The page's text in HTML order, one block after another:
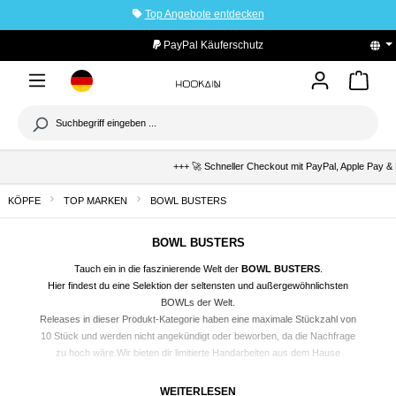
Top Angebote entdecken
PayPal Käuferschutz
+++ 🚀 Schneller Checkout mit PayPal, Apple Pay &
KÖPFE TOP MARKEN BOWL BUSTERS
BOWL BUSTERS
Tauch ein in die faszinierende Welt der BOWL BUSTERS.
Hier findest du eine Selektion der seltensten und außergewöhnlichsten
BOWLs der Welt.
Releases in dieser Produkt-Kategorie haben eine maximale Stückzahl von
10 Stück und werden nicht angekündigt oder beworben, da die Nachfrage
zu hoch wäre.Wir bieten dir limitierte Handarbeiten aus dem Hause
die ein Teil der BOWL BUSTERS Familie sind.
WEITERLESEN